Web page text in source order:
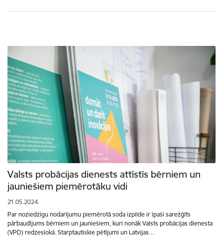
Valsts probācijas dienests attīstīs bērniem un
jauniešiem piemērotāku vidi
21.05.2024.
Par noziedzīgu nodarījumu piemērotā soda izpilde ir īpaši sarežģīts
pārbaudījums bērniem un jauniešiem, kuri nonāk Valsts probācijas dienesta
(VPD) redzeslokā. Starptautiskie pētījumi un Latvijas…